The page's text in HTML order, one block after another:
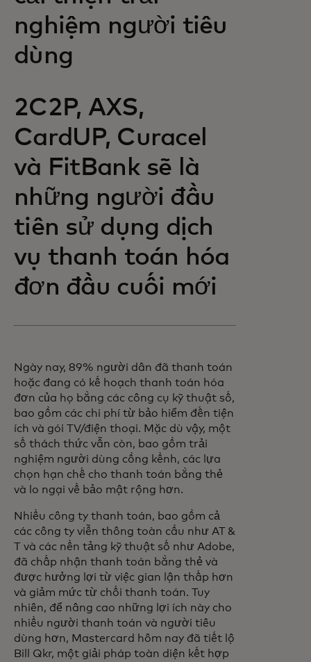
nghiệm người tiêu
dùng
2C2P, AXS,
CardUP, Curacel
và FitBank sẽ là
những người đầu
tiên sử dụng dịch
vụ thanh toán hóa
đơn đầu cuối mới
Ngày nay, 89% người dân đã thanh toán
hoặc đang có kế hoạch thanh toán hóa
đơn của họ bằng các công cụ kỹ thuật số,
bao gồm các chi phí từ bảo hiểm đến tiện
ích và gói TV/điện thoại. Mặc dù vậy, một
số thách thức vẫn còn, bao gồm trải
nghiệm người dùng cồng kềnh, các lựa
chọn hạn chế cho thanh toán bằng thẻ
và lo ngại về bảo mật rộng hơn.
Nhiều công ty thanh toán, bao gồm cả
các công ty viễn thông toàn cầu như AT &
T và các nền tảng kỹ thuật số như Adobe,
đã chấp nhận thanh toán bằng thẻ và
được hưởng lợi từ việc gian lận thấp hơn
và giảm mức từ chối thanh toán. Tuy
nhiên, để nâng cao những lợi ích này cho
nhiều người thanh toán và người tiêu
dùng hơn, Mastercard hôm nay đã tiết lộ
Bill Qkr, một giải pháp toàn diện kết hợp